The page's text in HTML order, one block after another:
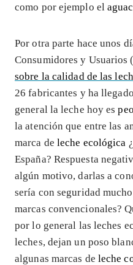
como por ejemplo el
Por otra parte hace unos
Consumidores y Usuarios
sobre la calidad de las
26 fabricantes y ha
general la leche hoy es
la atención que entre las
marca de leche ecológica
España? Respuesta
algún motivo, darlas a
sería con seguridad
marcas convencionales?
por lo general las leches
leches, dejan un poso
algunas marcas de leche